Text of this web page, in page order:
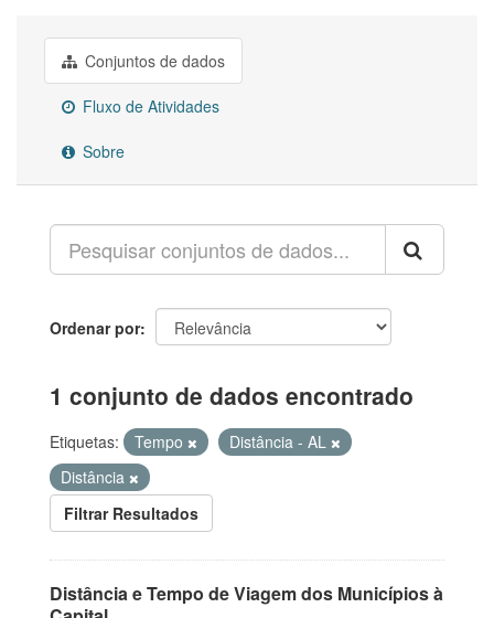
Conjuntos de dados
Fluxo de Atividades
Sobre
Ordenar por
1 conjunto de dados encontrado
Etiquetas: Tempo
Distância - AL
Distância
Filtrar Resultados
Distância e Tempo de Viagem dos Municípios à